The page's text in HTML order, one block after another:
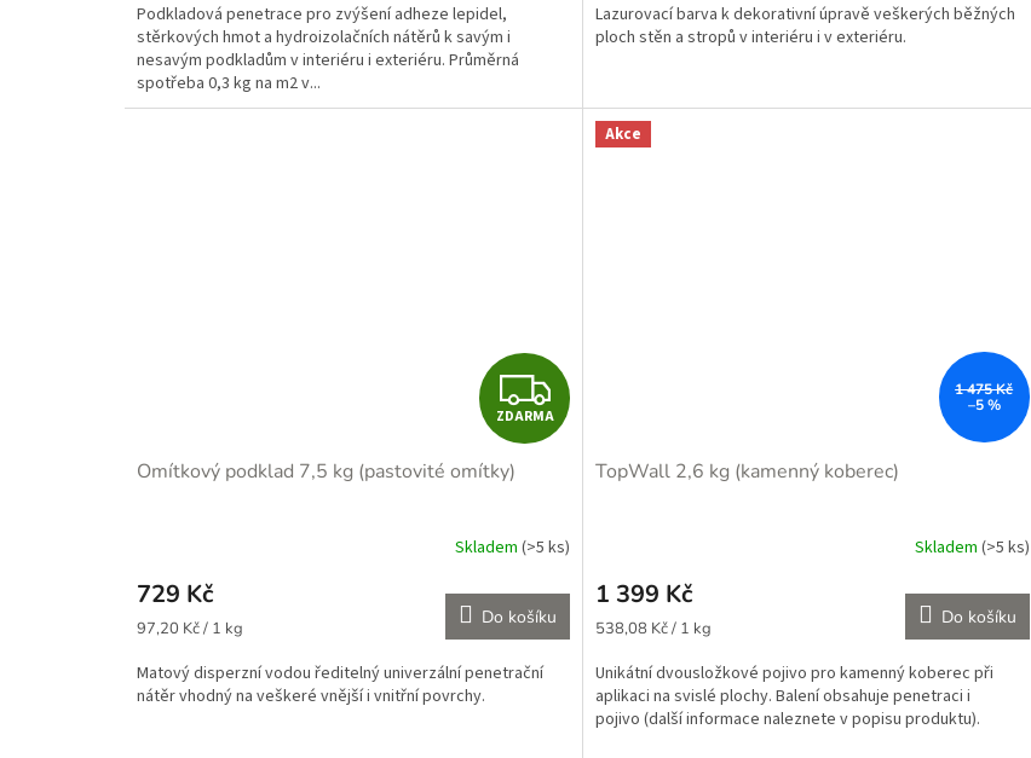
Podkladová penetrace pro zvýšení adheze lepidel,
stěrkových hmot a hydroizolačních nátěrů k savým i
nesavým podkladům v interiéru i exteriéru. Průměrná
spotřeba 0,3 kg na m2 v...
z
5
hvězdiček.
Lazurovací barva k dekorativní úpravě veškerých běžných
ploch stěn a stropů v interiéru i v exteriéru.
Z
D
R
M
A
ZDARMA
Omítkový podklad 7,5 kg (pastovité omítky)
Skladem(>5 ks)
729 Kč
Měrná
97,20 Kč / 1 kg Do košíku
Matový disperzní vodou ředitelný univerzální penetrační
nátěr vhodný na veškeré vnější i vnitřní povrchy.
Akce
1 475 Kč
–5 %
TopWall 2,6 kg (kamenný koberec)
Skladem (>5 ks)
1 399 Kč
Měrná
538,08 Kč / 1 kg Do košíku
Unikátní dvousložkové pojivo pro kamenný koberec při
aplikaci na svislé plochy. Balení obsahuje penetraci i
pojivo (další informace naleznete v popisu produktu).